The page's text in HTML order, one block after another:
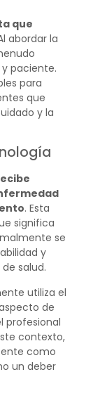
que
abordar la
paciente.
para
que
y la
. Esta
significa
se
y
salud.
utiliza el
de
profesional
contexto,
como
un deber